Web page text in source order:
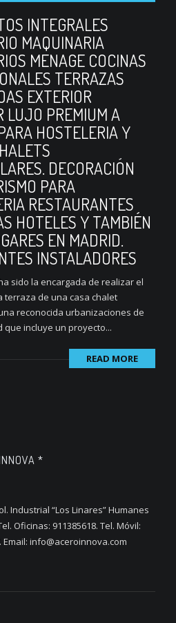
INTEGRALES
MAQUINARIA
MENAGE COCINAS
TERRAZAS
EXTERIOR
LUJO PREMIUM A
HOSTELERIA Y
DECORACIÓN
PARA
RESTAURANTES
HOTELES Y TAMBIÉN
EN MADRID.
INSTALADORES
sido la encargada de realizar el
terraza de una casa chalet
reconocida urbanizaciones de
que incluye un proyecto...
READ MORE
*
Industrial “Los Linares” Humanes
Oficinas: 911385618. Tel. Móvil:
Email: info@aceroinnova.com